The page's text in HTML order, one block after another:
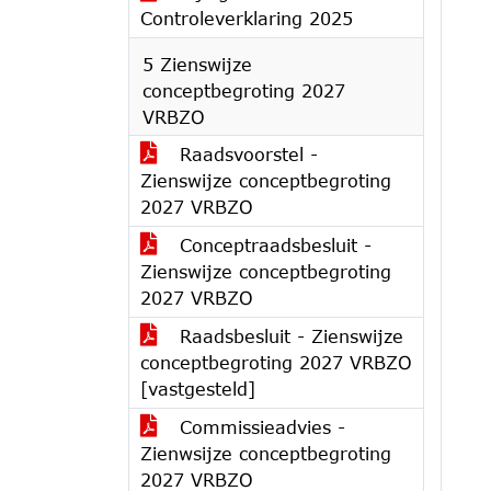
Controleverklaring 2025
5 Zienswijze
conceptbegroting 2027
VRBZO
Raadsvoorstel -
Zienswijze conceptbegroting
2027 VRBZO
Conceptraadsbesluit -
Zienswijze conceptbegroting
2027 VRBZO
Raadsbesluit - Zienswijze
conceptbegroting 2027 VRBZO
[vastgesteld]
Commissieadvies -
Zienwsijze conceptbegroting
2027 VRBZO